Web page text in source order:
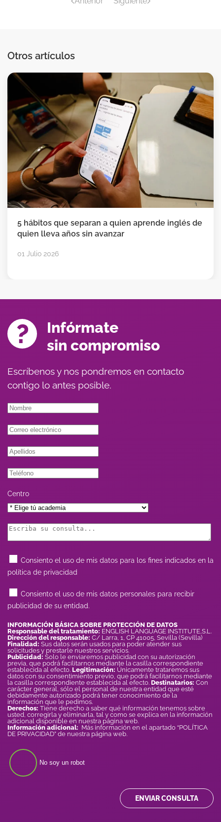
Otros artículos
separan a quien aprende inglés de
sin avanzar
El verano
Infórmate
sin compromiso
Escríbenos y nos pondremos en contacto
contigo lo antes posible.
Centro
Consiento el uso de mis datos para los fines indicados en la
política de privacidad
Consiento el uso de mis datos personales para recibir
publicidad de su entidad.
INFORMACIÓN BÁSICA SOBRE PROTECCIÓN DE DATOS
Responsable del tratamiento: ENGLISH LANGUAGE INSTITUTE,S.L.
Dirección del responsable: C/ Larra, 1, CP 41005, Sevilla (Sevilla)
Finalidad: Sus datos serán usados para poder atender sus
solicitudes y prestarle nuestros servicios.
Publicidad: Solo le enviaremos publicidad con su autorización
previa, que podrá facilitarnos mediante la casilla correspondiente
establecida al efecto. Legitimación: Únicamente trataremos sus
datos con su consentimiento previo, que podrá facilitarnos mediante
la casilla correspondiente establecida al efecto. Destinatarios: Con
carácter general, sólo el personal de nuestra entidad que esté
debidamente autorizado podrá tener conocimiento de la
información que le pedimos.
Derechos: Tiene derecho a saber qué información tenemos sobre
usted, corregirla y eliminarla, tal y como se explica en la información
adicional disponible en nuestra página web.
Información adicional: Más información en el apartado “POLÍTICA
DE PRIVACIDAD” de nuestra página web.
No soy un robot
ENVIAR CONSULTA